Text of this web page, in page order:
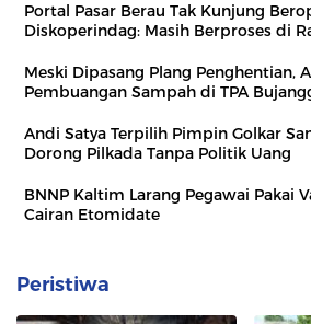
Portal Pasar Berau Tak Kunjung
Diskoperindag: Masih Berproses di
Meski Dipasang Plang Penghentian,
Pembuangan Sampah di TPA
Andi Satya Terpilih Pimpin Golkar
Dorong Pilkada Tanpa Politik Uang
BNNP Kaltim Larang Pegawai Pakai
Cairan Etomidate
Peristiwa